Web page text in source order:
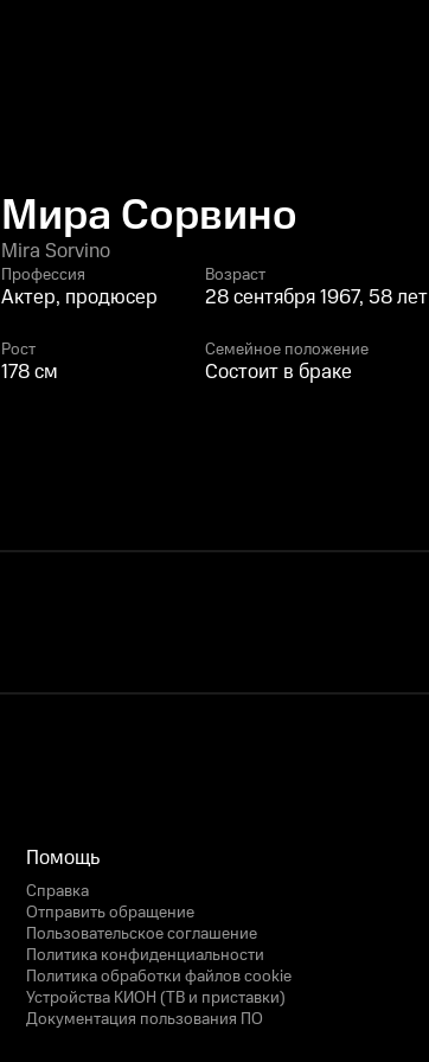
Мира Сорвино
Mira Sorvino
Профессия
Актер, продюсер
Возраст
28 сентября 1967, 58 лет
Рост
178 см
Семейное положение
Состоит в браке
Помощь
Справка
Отправить обращение
Пользовательское соглашение
Политика конфиденциальности
Политика обработки файлов cookie
Устройства КИОН (ТВ и приставки)
Документация пользования ПО